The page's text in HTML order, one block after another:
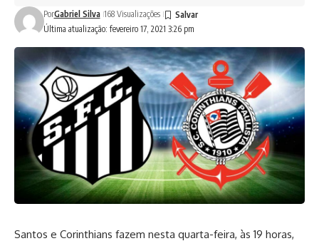
Última atualização: fevereiro 17, 2021 3:26 pm
PorGabriel Silva 168 Visualizações
Santos e Corinthians fazem nesta quarta-feira, às 19 horas,